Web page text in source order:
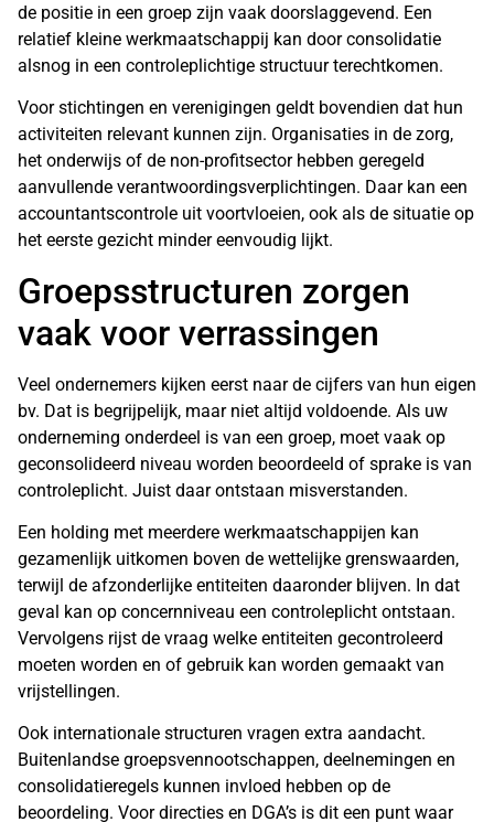
de positie in een groep zijn vaak doorslaggevend. Een
relatief kleine werkmaatschappij kan door consolidatie
alsnog in een controleplichtige structuur terechtkomen.
Voor stichtingen en verenigingen geldt bovendien dat hun
activiteiten relevant kunnen zijn. Organisaties in de zorg,
het onderwijs of de non-profitsector hebben geregeld
aanvullende verantwoordingsverplichtingen. Daar kan een
accountantscontrole uit voortvloeien, ook als de situatie op
het eerste gezicht minder eenvoudig lijkt.
Groepsstructuren zorgen
vaak voor verrassingen
Veel ondernemers kijken eerst naar de cijfers van hun eigen
bv. Dat is begrijpelijk, maar niet altijd voldoende. Als uw
onderneming onderdeel is van een groep, moet vaak op
geconsolideerd niveau worden beoordeeld of sprake is van
controleplicht. Juist daar ontstaan misverstanden.
Een holding met meerdere werkmaatschappijen kan
gezamenlijk uitkomen boven de wettelijke grenswaarden,
terwijl de afzonderlijke entiteiten daaronder blijven. In dat
geval kan op concernniveau een controleplicht ontstaan.
Vervolgens rijst de vraag welke entiteiten gecontroleerd
moeten worden en of gebruik kan worden gemaakt van
vrijstellingen.
Ook internationale structuren vragen extra aandacht.
Buitenlandse groepsvennootschappen, deelnemingen en
consolidatieregels kunnen invloed hebben op de
beoordeling. Voor directies en DGA’s is dit een punt waar